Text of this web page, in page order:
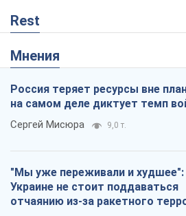
Rest
Мнения
Россия теряет ресурсы вне
на самом деле диктует темп
Сергей Мисюра 9,0 т.
"Мы уже переживали и худшее":
Украине не стоит поддаваться
отчаянию из-за ракетного